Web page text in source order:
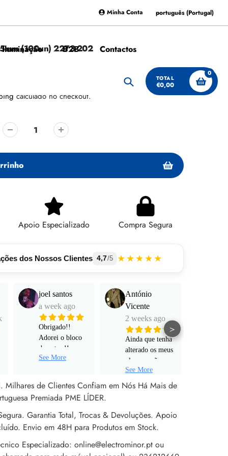
Minha Conta português (Portugal)
B2B Contactos
Procurar
TOTAL
€0,00
0
(100un) 2273-202
calculado no checkout.
Apoio Especializado Compra Segura
dos Nossos Clientes 4,7/5 ★★★★★
joel santos
a week ago
Obrigado!!
Adorei o bloco
de notas !!
Serviço super
Rápido ! Um
obrigado a Sr
Rita !
See More
António
Vicente
2 weeks ago
Ainda que tenha
alterado os meus
planos e não
tenha avançado
para um pedido
poderia estar
mais satisfeito
cliente prestado
See More
>
de Clientes Confiam em Nós Há Mais de
Premiada PME LÍDER.
Garantia Total, Trocas & Devoluções. Apoio
Envio em 48H para Produtos em Stock.
Especializado: online@electrominor.pt ou